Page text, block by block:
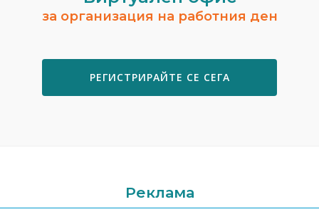
за организация на работния ден
РЕГИСТРИРАЙТЕ СЕ СЕГА
Реклама